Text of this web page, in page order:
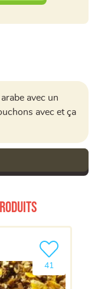
avec un
avec et ça
41
Ajouter le